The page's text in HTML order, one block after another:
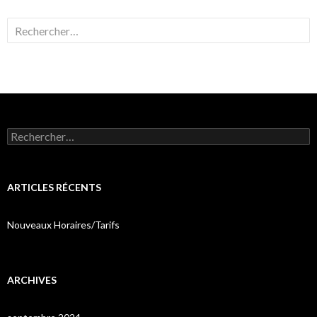
Rechercher :
Rechercher :
ARTICLES RÉCENTS
Nouveaux Horaires/Tarifs
ARCHIVES